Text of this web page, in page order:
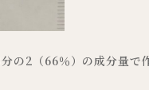
の2（66％）の成分量で